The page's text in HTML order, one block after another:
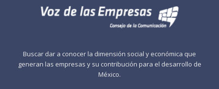
Buscar dar a conocer la dimensión social y económica que
generan las empresas y su contribución para el desarrollo de
México.